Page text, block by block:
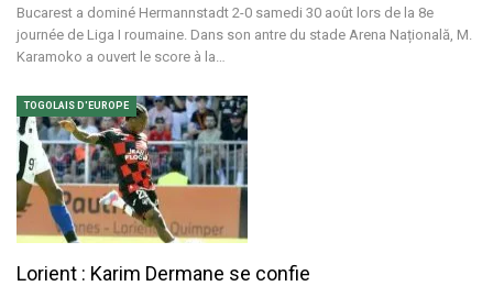
Bucarest a dominé Hermannstadt 2-0 samedi 30 août lors de la 8e
journée de Liga I roumaine. Dans son antre du stade Arena Națională, M.
Karamoko a ouvert le score à la…
TOGOLAIS D'EUROPE
Lorient : Karim Dermane se confie